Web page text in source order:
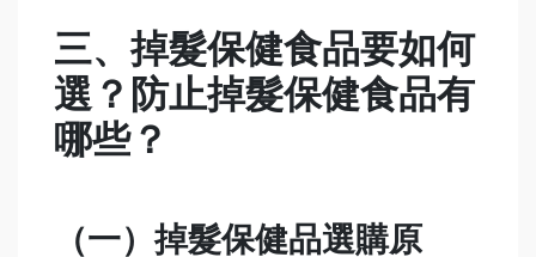
三、掉髮保健食品要如何
選？防止掉髮保健食品有
哪些？
（一）掉髮保健品選購原